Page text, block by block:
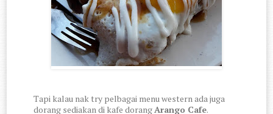
Tapi kalau nak try pelbagai menu western ada juga
dorang sediakan di kafe dorangArango Cafe.